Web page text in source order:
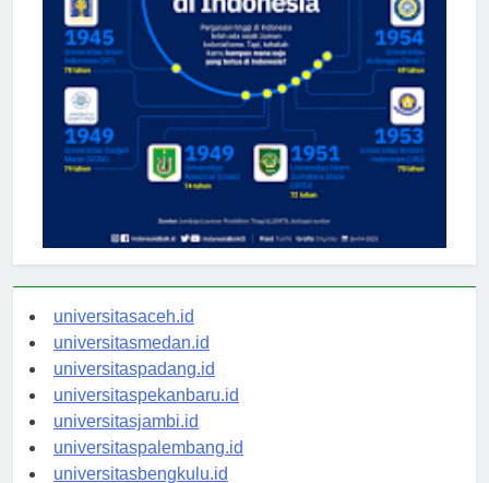
universitasaceh.id
universitasmedan.id
universitaspadang.id
universitaspekanbaru.id
universitasjambi.id
universitaspalembang.id